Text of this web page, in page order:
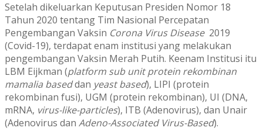
Setelah dikeluarkan Keputusan Presiden Nomor 18
Tahun 2020 tentang Tim Nasional Percepatan
Pengembangan Vaksin Corona Virus Disease 2019
(Covid-19), terdapat enam institusi yang melakukan
pengembangan Vaksin Merah Putih. Keenam Institusi itu
LBM Eijkman (platform sub unit protein rekombinan
mamalia baseddan yeast based), LIPI (protein
rekombinan fusi), UGM (protein rekombinan), UI (DNA,
mRNA, virus-like-particles), ITB (Adenovirus), dan Unair
(Adenovirus dan Adeno-Associated Virus-Based).